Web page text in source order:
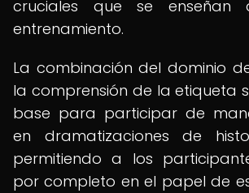
cruciales que se enseñan
entrenamiento.
La combinación del dominio
la comprensión de la etiqueta
base para participar de
en dramatizaciones de
permitiendo a los
por completo en el papel de